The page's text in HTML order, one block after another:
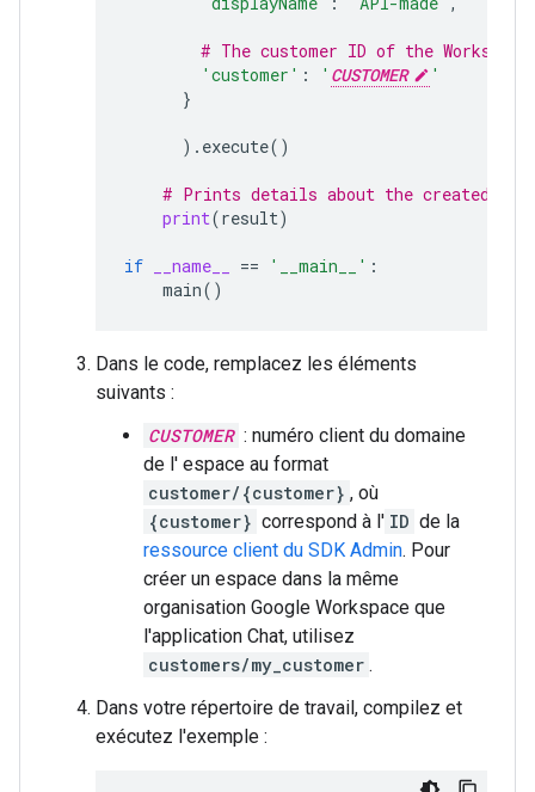
# The customer ID of the Workspace
'customer' : ' CUSTOMER
'
}
) . execute()
# Prints details about the created
print(result)
if __name__ == '__main__' :
main()
Dans le code, remplacez les éléments
suivants :
CUSTOMER : numéro client du domaine
de l' espace au format
customer/{customer} , où
{customer} correspond à l' ID de la
ressource client du SDK Admin. Pour
créer un espace dans la même
organisation Google Workspace que
l'application Chat, utilisez
customers/my_customer .
Dans votre répertoire de travail, compilez et
exécutez l'exemple :